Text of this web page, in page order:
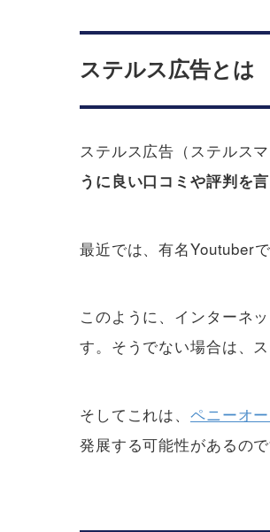
ステルス広告とは
ステルス広告（ステルス
うに良い口コミや評判を
最近では、有名Youtuber
このように、インターネ
す。そうでない場合は、
そしてこれは、 ペニーオ
発展する可能性があるので